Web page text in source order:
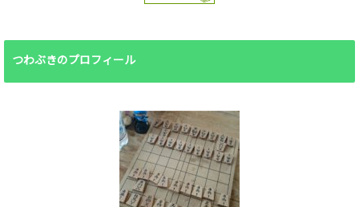
つわぶきのプロフィール